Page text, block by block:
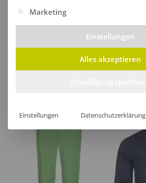
Kundenprojekte
Marketing
Einstellungen
Alles akzeptieren
Einstellungen Datenschutzerklärung